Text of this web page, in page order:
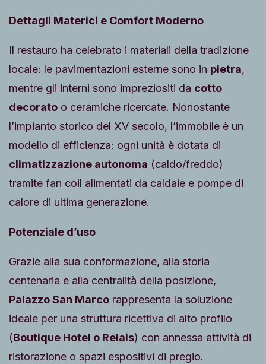
Dettagli Materici e Comfort Moderno
Il restauro ha celebrato i materiali della tradizione
locale: le pavimentazioni esterne sono in pietra,
mentre gli interni sono impreziositi da cotto
decorato o ceramiche ricercate. Nonostante
l’impianto storico del XV secolo, l’immobile è un
modello di efficienza: ogni unità è dotata di
climatizzazione autonoma (caldo/freddo)
tramite fan coil alimentati da caldaie e pompe di
calore di ultima generazione.
Potenziale d’uso
Grazie alla sua conformazione, alla storia
centenaria e alla centralità della posizione,
Palazzo San Marco rappresenta la soluzione
ideale per una struttura ricettiva di alto profilo
(Boutique Hotel o Relais) con annessa attività di
ristorazione o spazi espositivi di pregio.